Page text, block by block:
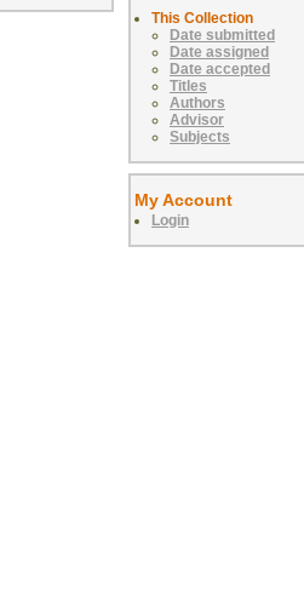
This Collection
Date submitted
Date assigned
Date accepted
Titles
Authors
Advisor
Subjects
My Account
Login